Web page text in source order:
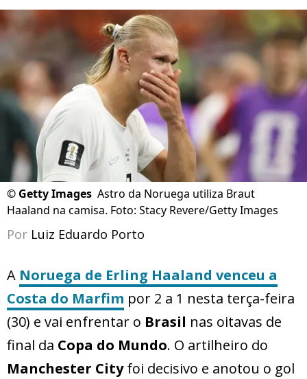
© Getty Images Astro da Noruega utiliza Braut
Haaland na camisa. Foto: Stacy Revere/Getty Images
Por Luiz Eduardo Porto
A Noruega de Erling Haaland venceu a
Costa do Marfim por 2 a 1 nesta terça-feira
(30) e vai enfrentar o Brasil nas oitavas de
final da Copa do Mundo. O artilheiro do
Manchester Cityfoi decisivo e anotou o gol